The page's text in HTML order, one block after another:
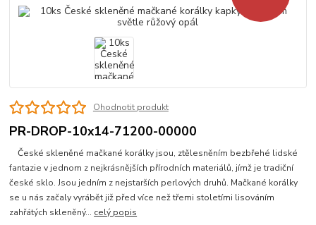
Ohodnotit produkt
PR-DROP-10x14-71200-00000
České skleněné mačkané korálky jsou, ztělesněním bezbřehé lidské
fantazie v jednom z nejkrásnějších přírodních materiálů, jímž je tradiční
české sklo. Jsou jedním z nejstarších perlových druhů. Mačkané korálky
se u nás začaly vyrábět již před více než třemi stoletími lisováním
zahřátých skleněný... celý popis